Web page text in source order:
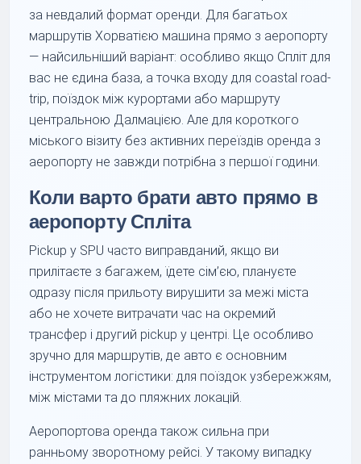
за невдалий формат оренди. Для багатьох
маршрутів Хорватією машина прямо з аеропорту
— найсильніший варіант: особливо якщо Спліт для
вас не єдина база, а точка входу для coastal road-
trip, поїздок між курортами або маршруту
центральною Далмацією. Але для короткого
міського візиту без активних переїздів оренда з
аеропорту не завжди потрібна з першої години.
Коли варто брати авто прямо в
аеропорту Спліта
Pickup у SPU часто виправданий, якщо ви
прилітаєте з багажем, їдете сім’єю, плануєте
одразу після прильоту вирушити за межі міста
або не хочете витрачати час на окремий
трансфер і другий pickup у центрі. Це особливо
зручно для маршрутів, де авто є основним
інструментом логістики: для поїздок узбережжям,
між містами та до пляжних локацій.
Аеропортова оренда також сильна при
ранньому зворотному рейсі. У такому випадку